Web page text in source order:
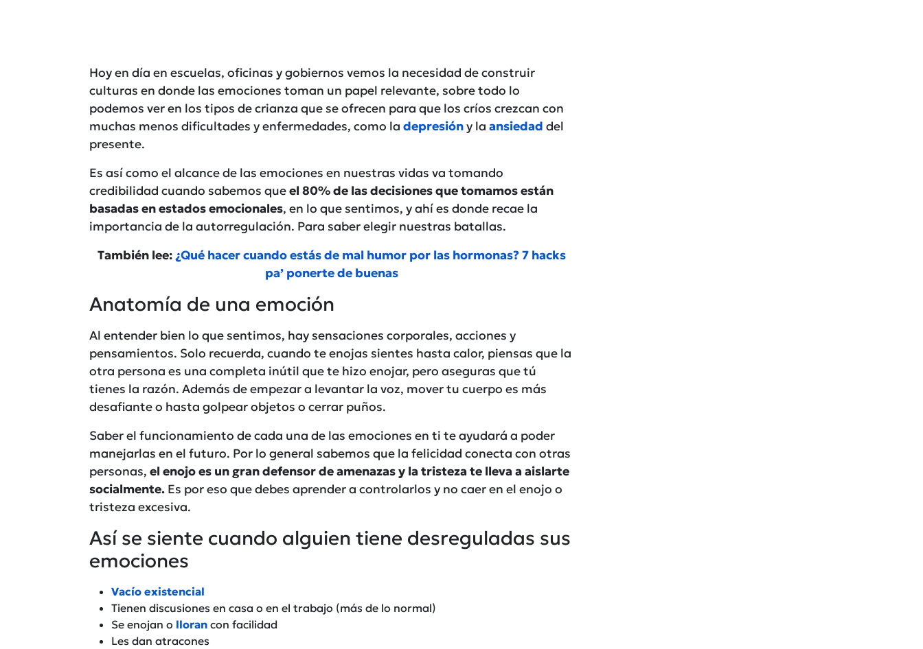
Hoy en día en escuelas, oficinas y gobiernos vemos la necesidad de construir
culturas en donde las emociones toman un papel relevante, sobre todo lo
podemos ver en los tipos de crianza que se ofrecen para que los críos crezcan con
muchas menos dificultades y enfermedades, como la depresióny la ansiedad del
presente.
Es así como el alcance de las emociones en nuestras vidas va tomando
credibilidad cuando sabemos queel 80% de las decisiones que tomamos están
basadas en estados emocionales, en lo que sentimos, y ahí es donde recae la
importancia de la autorregulación. Para saber elegir nuestras batallas.
También lee: ¿Qué hacer cuando estás de mal humor por las hormonas? 7 hacks
pa’ ponerte de buenas
Anatomía de una emoción
Al entender bien lo que sentimos, hay sensaciones corporales, acciones y
pensamientos. Solo recuerda, cuando te enojas sientes hasta calor, piensas que la
otra persona es una completa inútil que te hizo enojar, pero aseguras que tú
tienes la razón. Además de empezar a levantar la voz, mover tu cuerpo es más
desafiante o hasta golpear objetos o cerrar puños.
Saber el funcionamiento de cada una de las emociones en ti te ayudará a poder
manejarlas en el futuro. Por lo general sabemos que la felicidad conecta con otras
personas, el enojo es un gran defensor de amenazas y la tristeza te lleva a aislarte
socialmente. Es por eso que debes aprender a controlarlos y no caer en el enojo o
tristeza excesiva.
Así se siente cuando alguien tiene desreguladas sus
emociones
Vacío existencial
Tienen discusiones en casa o en el trabajo (más de lo normal)
Se enojan o lloran con facilidad
Les dan atracones